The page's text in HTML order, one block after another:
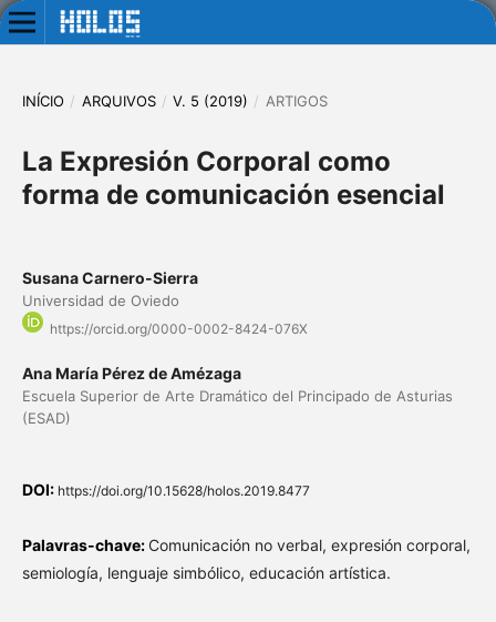
INÍCIO / ARQUIVOS / V. 5 (2019) / ARTIGOS
La Expresión Corporal como
forma de comunicación esencial
Susana Carnero-Sierra
Universidad de Oviedo
https://orcid.org/0000-0002-8424-076X
Ana María Pérez de Amézaga
Escuela Superior de Arte Dramático del Principado de Asturias
(ESAD)
DOI: https://doi.org/10.15628/holos.2019.8477
Palavras-chave: Comunicación no verbal, expresión corporal,
semiología, lenguaje simbólico, educación artística.